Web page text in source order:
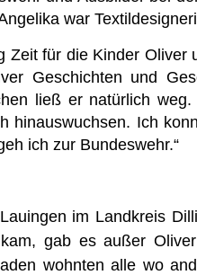
war
Zeit für die Kinder
Geschichten und
ließ er natürlich
hinauswuchsen. Ich
ich zur Bundeswehr.“
im Landkreis
gab es außer
wohnten alle wo